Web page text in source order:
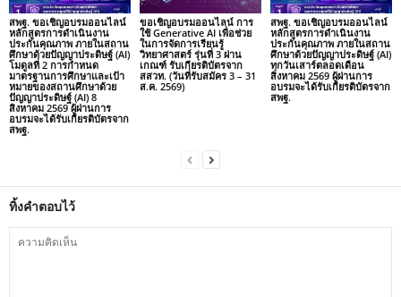
สพฐ. ขอเชิญอบรมออนไลน์
หลักสูตรการดำเนินงาน
ประกันคุณภาพ ภายในสถาน
ศึกษาด้วยปัญญาประดิษฐ์ (AI)
โมดูลที่ 2 การกำหนด
มาตรฐานการศึกษาและเป้า
หมายของสถานศึกษาด้วย
ปัญญาประดิษฐ์ (AI) 8
สิงหาคม 2569 ผู้ผ่านการ
อบรมจะได้รับเกียรติบัตรจาก
สพฐ.
ขอเชิญอบรมออนไลน์ การ
ใช้ Generative AI เพื่อช่วย
ในการจัดการเรียนรู้
วิทยาศาสตร์ รุ่นที่ 3 ผ่าน
เกณฑ์ รับเกียรติบัตรจาก
สสวท. (วันที่รับสมัคร 3 – 31
ส.ค. 2569)
สพฐ. ขอเชิญอบรมออนไลน์
หลักสูตรการดำเนินงาน
ประกันคุณภาพ ภายในสถาน
ศึกษาด้วยปัญญาประดิษฐ์ (AI)
ทุกวันเสาร์ตลอดเดือน
สิงหาคม 2569 ผู้ผ่านการ
อบรมจะได้รับเกียรติบัตรจาก
สพฐ.
ทิ้งคำตอบไว้